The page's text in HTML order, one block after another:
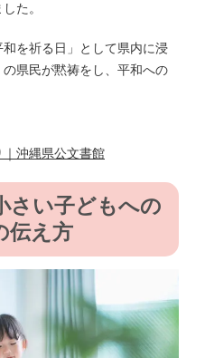
た。
を祈る日」として県内に浸
県民が黙祷をし、平和への
｜沖縄県公文書館
さい子どもへの
伝え方